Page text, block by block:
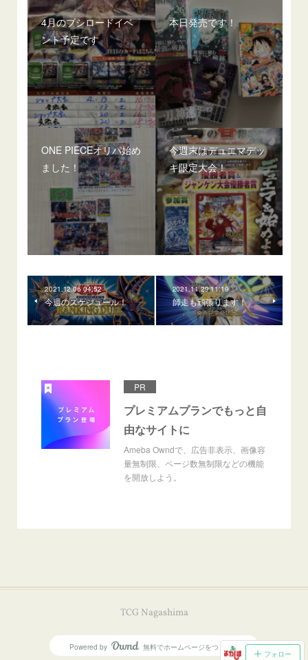
4月のブシロードイベ
ント予定です
本日発売です！
ONE PIECEオリパ始め
ました！
今週末はデュエマデッ
キ限定大会！
2021.12.06 04:52
今週のスケジュール！
2021.11.29 11:19
師走も頑張ります！
PR
プレミアムプランでもっと自
由なサイトに
Ameba Owndで、広告非表示、画像容
量無制限、ページ数無制限などの機能
を開放しよう。
フォロー
TCG Nagashima
Powered by AmebaOwnd
無料でホームページをつくろう